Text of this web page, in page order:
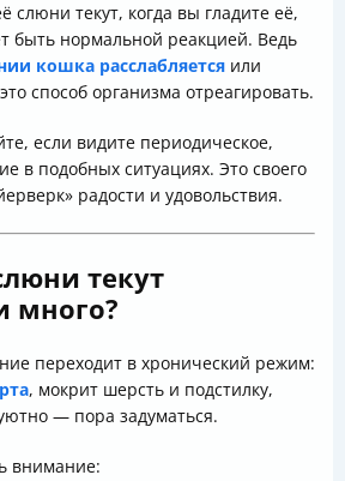
слюни текут, когда вы гладите её,
быть нормальной реакцией. Ведь
кошка расслабляется или
способ организма отреагировать.
если видите периодическое,
в подобных ситуациях. Это своего
радости и удовольствия.
текут
много?
переходит в хронический режим:
, мокрит шерсть и подстилку,
— пора задуматься.
внимание: